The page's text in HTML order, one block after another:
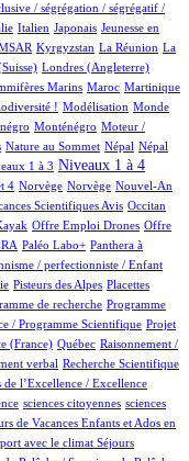
/ ségrégation / ségrégatif /
Italien Japonais Jeunesse en
Kyrgyzstan La Réunion La
Londres (Angleterre)
Marins Maroc Martinique
! Modélisation Monde
Monténégro Moteur /
Nature au Sommet Népal Népal
1 à 3 Niveaux 1 à 4
4 Norvège Norvège Nouvel-An
Scientifiques Avis Occitan
Offre Emploi Drones Offre
Paléo Labo+ Panthera à
/ perfectionniste / Enfant
Pisteurs des Alpes Placettes
de recherche Programme
/ Programme Scientifique Projet
(France) Québec Raisonnement /
verbal Recherche Scientifique
de l’Excellence / Excellence
sciences citoyennes sciences
de Vacances Enfants et Ados en
avec le climat Séjours